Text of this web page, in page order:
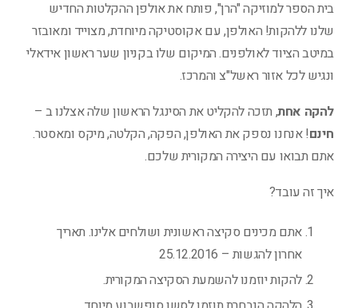
בית הספר למוזיקה "הרן", פותח את אולפן ההקלטות החדיש
שלנו ללהקות! האולפן, עם אקוסטיקה מיוחדת, מצוייד ומאובזר
במיטב הציוד לאולפנים. המיקום שלו בקניון שער ראשון אידאלי
ונגיש לכל אזור ראשל"צ והמרכז.
להקה אחת, תזכה להקליט את הסינגל הראשון שלה אצלנו ב –
חינם! אנחנו נספק את האולפן, הפקה, הקלטה, מיקס ומאסטר.
אתם תבואו עם היצירה המקורית שלכם.
איך זה עובד?
אתם מכינים סקיצה ראשונית ושולחים אלינו. תאריך
אחרון להגשות – 25.12.2016
להקות יוזמנו להשמעת הסקיצה המקורית.